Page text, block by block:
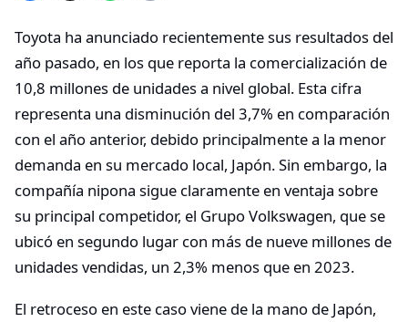
Toyota ha anunciado recientemente sus resultados del
año pasado, en los que reporta la comercialización de
10,8 millones de unidades a nivel global. Esta cifra
representa una disminución del 3,7% en comparación
con el año anterior, debido principalmente a la menor
demanda en su mercado local, Japón. Sin embargo, la
compañía nipona sigue claramente en ventaja sobre
su principal competidor, el Grupo Volkswagen, que se
ubicó en segundo lugar con más de nueve millones de
unidades vendidas, un 2,3% menos que en 2023.
El retroceso en este caso viene de la mano de Japón,